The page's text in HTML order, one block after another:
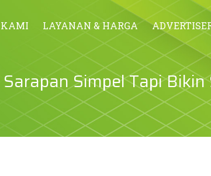
KAMI LAYANAN & HARGA
Simpel Tapi